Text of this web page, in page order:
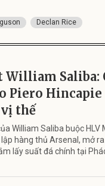
Declan Rice
William Saliba:
Piero Hincapie
thế
William Saliba buộc HLV
hàng thủ Arsenal, mở ra
lấy suất đá chính tại